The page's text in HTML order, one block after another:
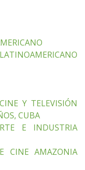
Y TELEVISIÓN
CUBA
E INDUSTRIA
CINE AMAZONIA